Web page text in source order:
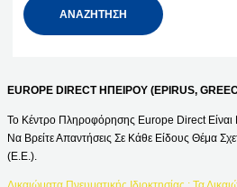
EUROPE DIRECT ΗΠΕΙΡΟΥ (EPIRUS,
Το Κέντρο Πληροφόρησης Europe Direct
Να Βρείτε Απαντήσεις Σε Κάθε Είδους Θέμα
(Ε.Ε.).